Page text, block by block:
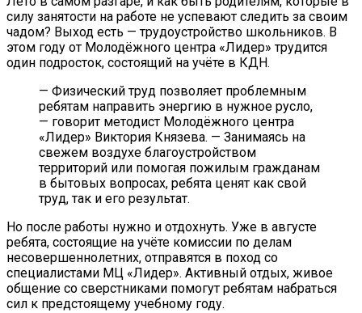
силу занятости на работе не успевают следить за своим
чадом? Выход есть — трудоустройство школьников. В
этом году от Молодёжного центра «Лидер» трудится
один подросток, состоящий на учёте в КДН.
— Физический труд позволяет проблемным
ребятам направить энергию в нужное русло,
— говорит методист Молодёжного центра
«Лидер» Виктория Князева. — Занимаясь на
свежем воздухе благоустройством
территорий или помогая пожилым гражданам
в бытовых вопросах, ребята ценят как свой
труд, так и его результат.
Но после работы нужно и отдохнуть. Уже в августе
ребята, состоящие на учёте комиссии по делам
несовершеннолетних, отправятся в поход со
специалистами МЦ «Лидер». Активный отдых, живое
общение со сверстниками помогут ребятам набраться
сил к предстоящему учебному году.